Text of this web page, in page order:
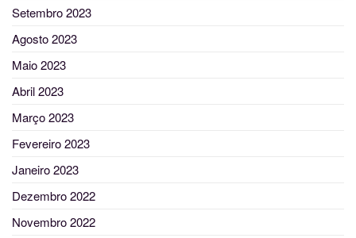
Setembro 2023
Agosto 2023
Maio 2023
Abril 2023
Março 2023
Fevereiro 2023
Janeiro 2023
Dezembro 2022
Novembro 2022